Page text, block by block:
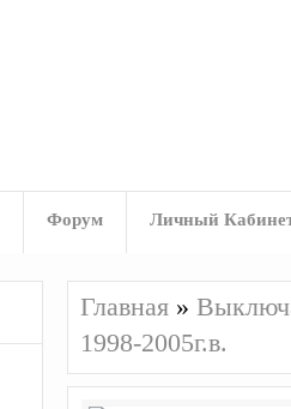
Форум Личный
Главная »
1998-2005г.в.